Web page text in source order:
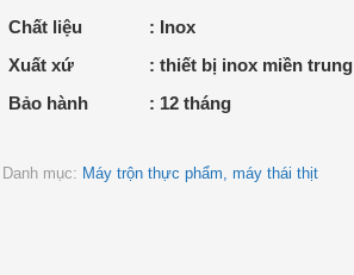
Chất liệu
: Inox
Xuất xứ
: thiết bị inox miền trung
Bảo hành
: 12 tháng
Danh mục: Máy trộn thực phẩm, máy thái thịt